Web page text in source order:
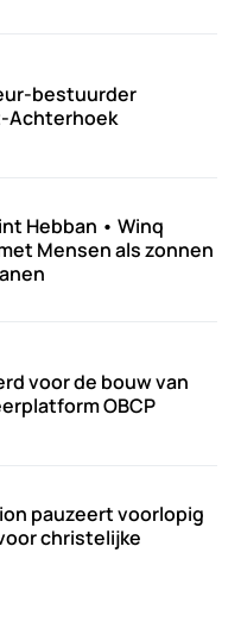
bestuurder
Achterhoek
Hebban • Winq
Mensen als zonnen
voor de bouw van
OBCP
pauzeert voorlopig
christelijke